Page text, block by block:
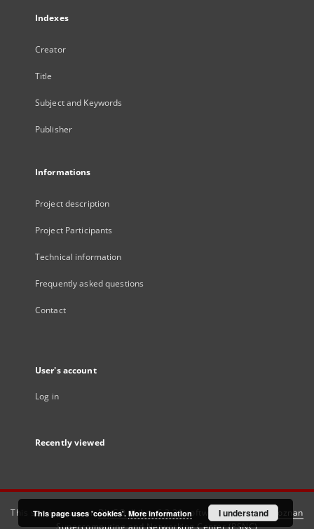
Indexes
Creator
Title
Subject and Keywords
Publisher
Informations
Project description
Project Participants
Technical information
Frequently asked questions
Contact
User's account
Log in
Recently viewed
This service runs onDInGO dLibra 6.3.21software created by
Poznan
Supercomputing and Networking Center (PSNC)
This page uses 'cookies'. More information I understand